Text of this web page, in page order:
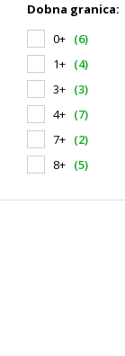
Dobna granica:
0+ (6)
1+ (4)
3+ (3)
4+ (7)
7+ (2)
8+ (5)